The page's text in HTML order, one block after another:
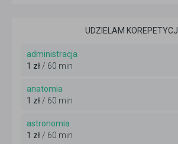
UDZIELAM KOREPETYCJI
administracja
1 zł/ 60 min
anatomia
1 zł/ 60 min
astronomia
1 zł/ 60 min